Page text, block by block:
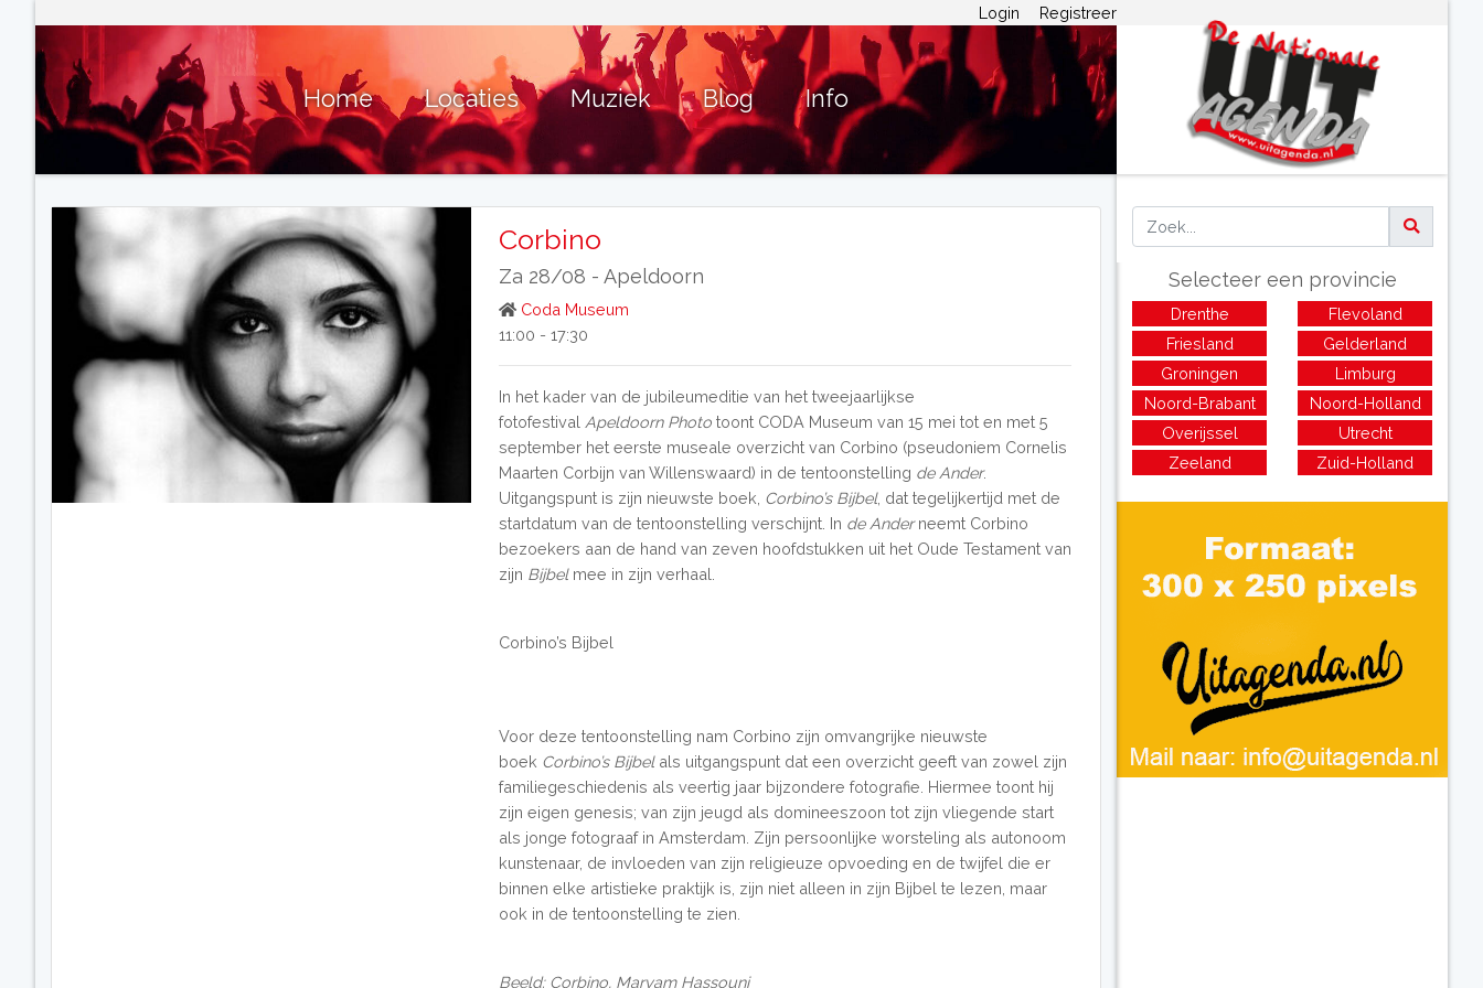
Login Registreer
Home Locaties Muziek Blog Info
Corbino
Za 28/08 -Apeldoorn
Coda Museum
11:00 - 17:30
In het kader van de jubileumeditie van het tweejaarlijkse
fotofestival Apeldoorn Photo toont CODA Museum van 15 mei tot en met 5
september het eerste museale overzicht van Corbino (pseudoniem Cornelis
Maarten Corbijn van Willenswaard) in de tentoonstelling de Ander.
Uitgangspunt is zijn nieuwste boek, Corbino’s Bijbel, dat tegelijkertijd met de
startdatum van de tentoonstelling verschijnt. In de Anderneemt Corbino
bezoekers aan de hand van zeven hoofdstukken uit het Oude Testament van
zijn Bijbelmee in zijn verhaal.
Corbino’s Bijbel
Voor deze tentoonstelling nam Corbino zijn omvangrijke nieuwste
boek Corbino’s Bijbelals uitgangspunt dat een overzicht geeft van zowel zijn
familiegeschiedenis als veertig jaar bijzondere fotografie. Hiermee toont hij
zijn eigen genesis; van zijn jeugd als domineeszoon tot zijn vliegende start
als jonge fotograaf in Amsterdam. Zijn persoonlijke worsteling als autonoom
kunstenaar, de invloeden van zijn religieuze opvoeding en de twijfel die er
binnen elke artistieke praktijk is, zijn niet alleen in zijn Bijbel te lezen, maar
ook in de tentoonstelling te zien.
Beeld: Corbino, Maryam Hassouni
Selecteer een provincie
Drenthe
Flevoland
Friesland
Gelderland
Groningen
Limburg
Noord-Brabant
Noord-Holland
Overijssel
Utrecht
Zeeland
Zuid-Holland